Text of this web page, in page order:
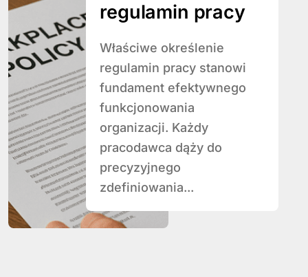
regulamin pracy
Właściwe określenie
regulamin pracy stanowi
fundament efektywnego
funkcjonowania
organizacji. Każdy
pracodawca dąży do
precyzyjnego
zdefiniowania...